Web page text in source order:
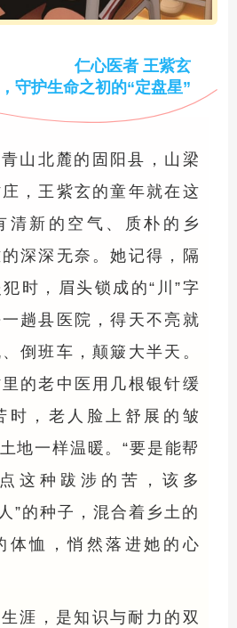
仁心医者 王紫玄
守护生命之初的“定盘星”
山北麓的固阳县，山梁
，王紫玄的童年就在这
清新的空气、质朴的乡
深深无奈。她记得，隔
时，眉头锁成的“川”字
趟县医院，得天不亮就
倒班车，颠簸大半天。
的老中医用几根银针缓
时，老人脸上舒展的皱
地一样温暖。“要是能帮
这种跋涉的苦，该多
”的种子，混合着乡土的
体恤，悄然落进她的心
涯，是知识与耐力的双